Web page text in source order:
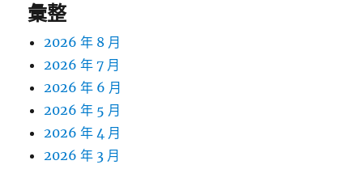
彙整
2026 年 8 月
2026 年 7 月
2026 年 6 月
2026 年 5 月
2026 年 4 月
2026 年 3 月